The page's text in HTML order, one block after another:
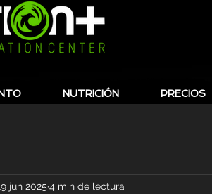
NUTRICIÓN PRECIOS
jun 2025 4 min de lectura